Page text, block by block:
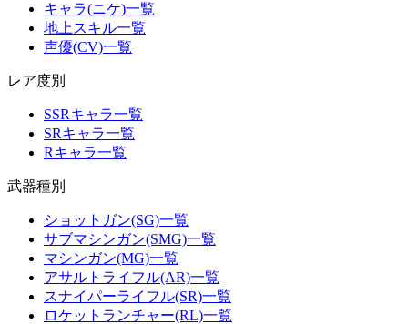
キャラ(ニケ)一覧
地上スキル一覧
声優(CV)一覧
レア度別
SSRキャラ一覧
SRキャラ一覧
Rキャラ一覧
武器種別
ショットガン(SG)一覧
サブマシンガン(SMG)一覧
マシンガン(MG)一覧
アサルトライフル(AR)一覧
スナイパーライフル(SR)一覧
ロケットランチャー(RL)一覧